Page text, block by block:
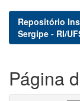
Repositório
Sergipe - RI/
Página